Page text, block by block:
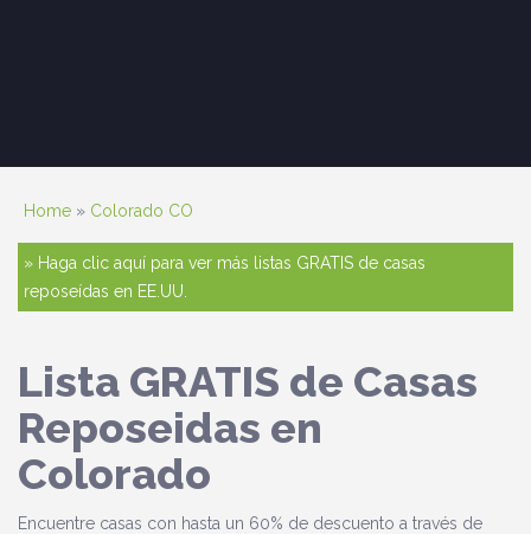
Home » Colorado CO
» Haga clic aquí para ver más listas GRATIS de casas
reposeídas en EE.UU.
Lista GRATIS de Casas
Reposeidas en
Colorado
Encuentre casas con hasta un 60% de descuento a través de